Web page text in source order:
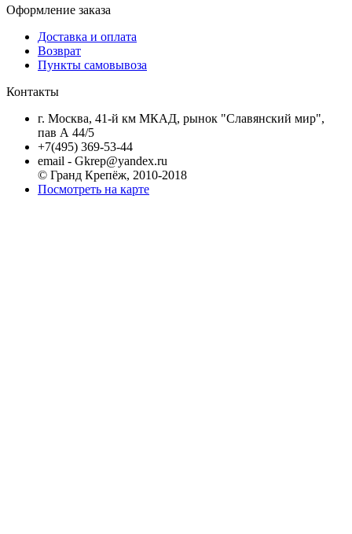
Оформление заказа
Доставка и оплата
Возврат
Пункты самовывоза
Контакты
г. Москва, 41-й км МКАД, рынок "Славянский мир",
пав А 44/5
+7(495) 369-53-44
email - Gkrep@yandex.ru
© Гранд Крепёж, 2010-2018
Посмотреть на карте